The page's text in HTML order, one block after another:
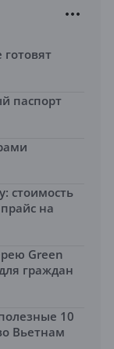
паспорт
стоимость
на
Green
граждан
10
Вьетнам